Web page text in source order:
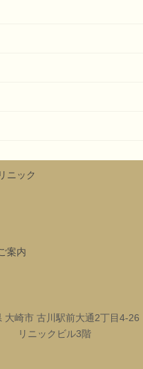
ニック
案内
崎市 古川駅前大通2丁目4-
リニックビル3階